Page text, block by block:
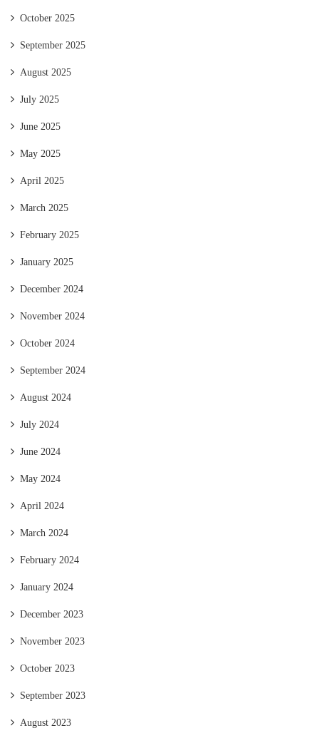
October 2025
September 2025
August 2025
July 2025
June 2025
May 2025
April 2025
March 2025
February 2025
January 2025
December 2024
November 2024
October 2024
September 2024
August 2024
July 2024
June 2024
May 2024
April 2024
March 2024
February 2024
January 2024
December 2023
November 2023
October 2023
September 2023
August 2023